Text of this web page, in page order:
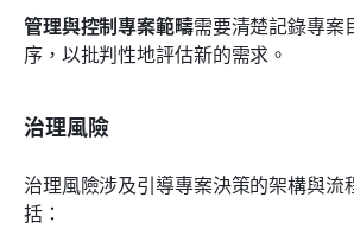
管理與控制專案範疇需要清楚記錄專案
序，以批判性地評估新的需求。
治理風險
治理風險涉及引導專案決策的架構與流
括：